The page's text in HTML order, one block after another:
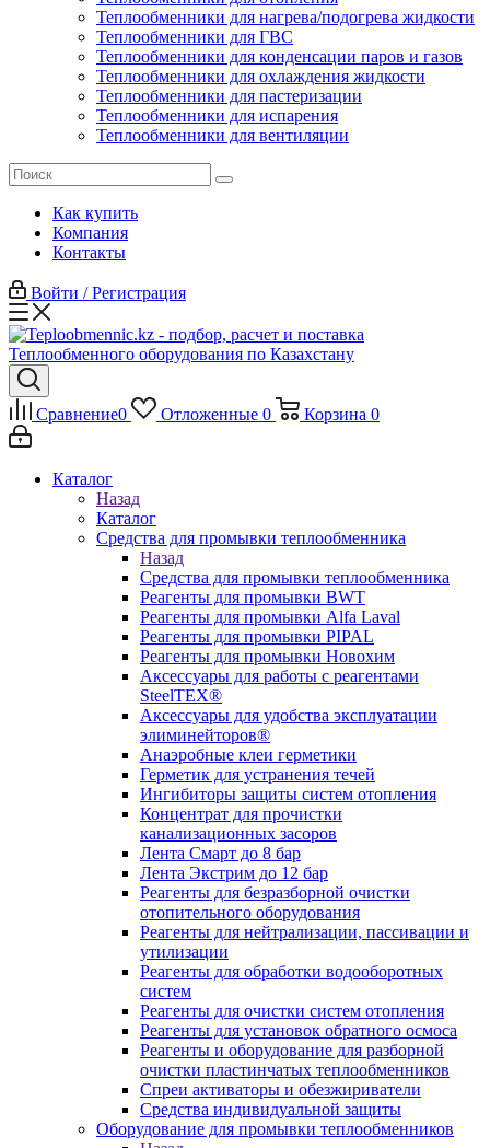
Теплообменники для нагрева/подогрева жидкости
Теплообменники для ГВС
Теплообменники для конденсации паров и газов
Теплообменники для охлаждения жидкости
Теплообменники для пастеризации
Теплообменники для испарения
Теплообменники для вентиляции
Как купить
Компания
Контакты
Войти / Регистрация
Сравнение0 Отложенные 0 Корзина 0
Каталог
Назад
Каталог
Средства для промывки теплообменника
Назад
Средства для промывки теплообменника
Реагенты для промывки BWT
Реагенты для промывки Alfa Laval
Реагенты для промывки PIPAL
Реагенты для промывки Новохим
Аксессуары для работы с реагентами
SteelTEX®
Аксессуары для удобства эксплуатации
элиминейторов®
Анаэробные клеи герметики
Герметик для устранения течей
Ингибиторы защиты систем отопления
Концентрат для прочистки
канализационных засоров
Лента Смарт до 8 бар
Лента Экстрим до 12 бар
Реагенты для безразборной очистки
отопительного оборудования
Реагенты для нейтрализации, пассивации и
утилизации
Реагенты для обработки водооборотных
систем
Реагенты для очистки систем отопления
Реагенты для установок обратного осмоса
Реагенты и оборудование для разборной
очистки пластинчатых теплообменников
Спреи активаторы и обезжириватели
Средства индивидуальной защиты
Оборудование для промывки теплообменников